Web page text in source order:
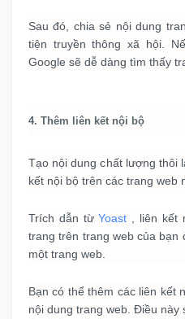
Sau đó, chia sẻ nội dung
tiện truyền thông xã hội.
Google sẽ dễ dàng tìm thấy
4. Thêm liên kết nội bộ
Tạo nội dung chất lượng thôi
kết nội bộ trên các trang web
Trích dẫn từYoast , liên kết
trang trên trang web của bạn
một trang web.
Bạn có thể thêm các liên kết
nội dung trang web. Điều này